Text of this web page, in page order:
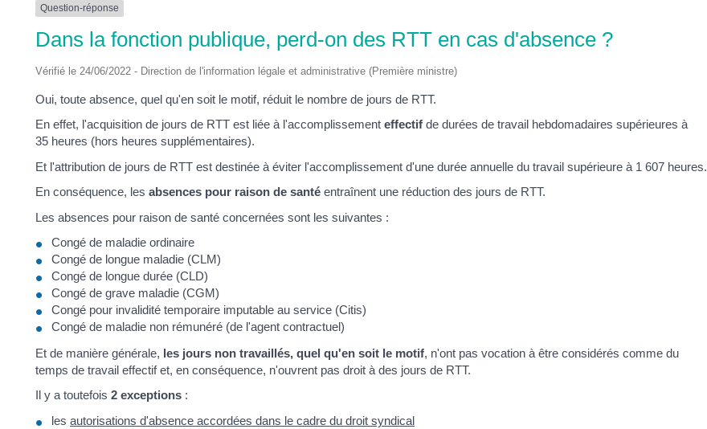
Question-réponse
Dans la fonction publique, perd-on des RTT en cas d'absence ?
Vérifié le 24/06/2022 - Direction de l'information légale et administrative (Première ministre)
Oui, toute absence, quel qu'en soit le motif, réduit le nombre de jours de RTT.
En effet, l'acquisition de jours de RTT est liée à l'accomplissement effectif de durées de travail hebdomadaires supérieures à
35 heures (hors heures supplémentaires).
Et l'attribution de jours de RTT est destinée à éviter l'accomplissement d'une durée annuelle du travail supérieure à 1 607 heures.
En conséquence, les absences pour raison de santé entraînent une réduction des jours de RTT.
Les absences pour raison de santé concernées sont les suivantes :
Congé de maladie ordinaire
Congé de longue maladie (CLM)
Congé de longue durée (CLD)
Congé de grave maladie (CGM)
Congé pour invalidité temporaire imputable au service (Citis)
Congé de maladie non rémunéré (de l'agent contractuel)
Et de manière générale, les jours non travaillés, quel qu'en soit le motif, n'ont pas vocation à être considérés comme du
temps de travail effectif et, en conséquence, n'ouvrent pas droit à des jours de RTT.
Il y a toutefois 2 exceptions :
les autorisations d'absence accordées dans le cadre du droit syndical